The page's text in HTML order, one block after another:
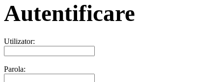
Autentificare
Utilizator:
Parola: